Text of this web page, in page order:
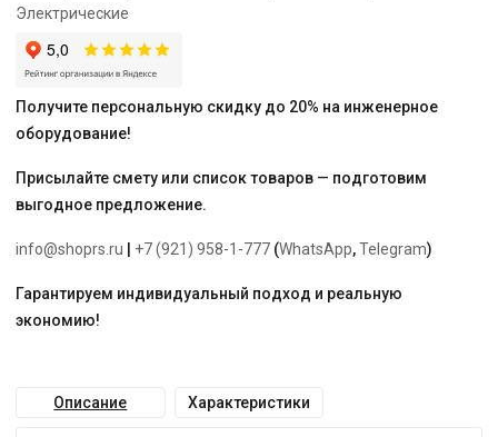
Электрические
Получите персональную скидку до 20% на инженерное
оборудование!
Присылайте смету или список товаров — подготовим
выгодное предложение.
info@shoprs.ru +7 (921) 958-1-777 (WhatsApp,Telegram)
Гарантируем индивидуальный подход и реальную
экономию!
Описание Характеристики